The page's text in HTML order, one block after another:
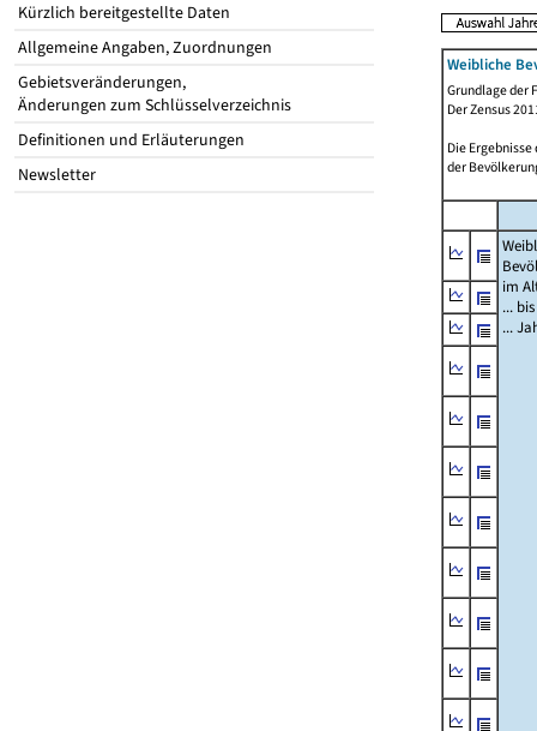
Kürzlich bereitgestellte Daten
Allgemeine Angaben, Zuordnungen
Gebietsveränderungen,
Änderungen zum Schlüsselverzeichnis
Definitionen und Erläuterungen
Newsletter
Weibliche
Grundlage der
Der Zensus
Die
der
im
...
...